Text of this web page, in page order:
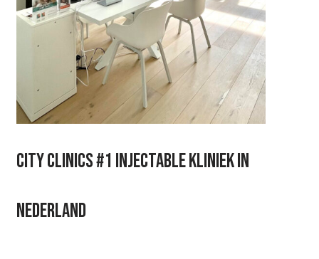
CITY CLINICS #1 INJECTABLE KLINIEK IN
NEDERLAND